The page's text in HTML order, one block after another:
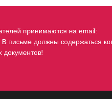
принимаются на email:
письме должны содержаться
документов!